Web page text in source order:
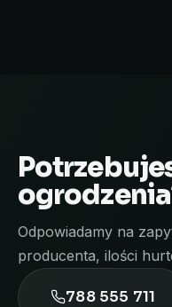
Odpowiadamy na
producenta, ilości
788 555 711